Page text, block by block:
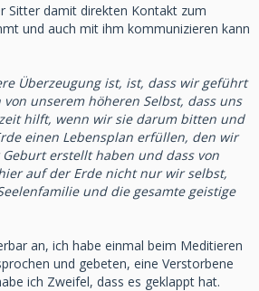
Sitter damit direkten Kontakt zum
und auch mit ihm kommunizieren kann
Überzeugung ist, ist, dass wir geführt
unserem höheren Selbst, dass uns
hilft, wenn wir sie darum bitten und
einen Lebensplan erfüllen, den wir
erstellt haben und dass von
auf der Erde nicht nur wir selbst,
und die gesamte geistige
an, ich habe einmal beim Meditieren
und gebeten, eine Verstorbene
ich Zweifel, dass es geklappt hat.